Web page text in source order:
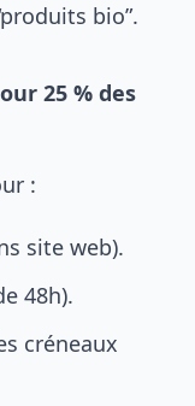
bio”.
25 % des
:
site web).
48h).
créneaux